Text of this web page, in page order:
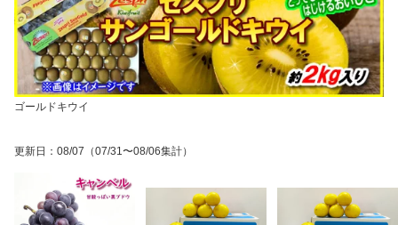
ゴールドキウイ
更新日 ： 08/07 （07/31〜08/06集計）